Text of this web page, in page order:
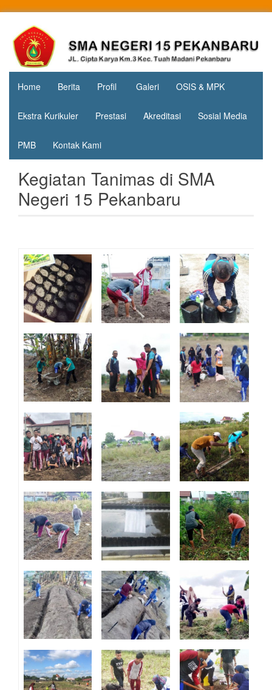
contentSMA
Negeri 15
Pekanbaru
Jl. Cipta
Karya
KM.3, Kec.
Tuah
Madani,
Home Berita Profil Galeri OSIS & MPK
Ekstra Kurikuler Prestasi Akreditasi Sosial Media
PMB Kontak Kami
Kegiatan Tanimas di SMA
Negeri 15 Pekanbaru